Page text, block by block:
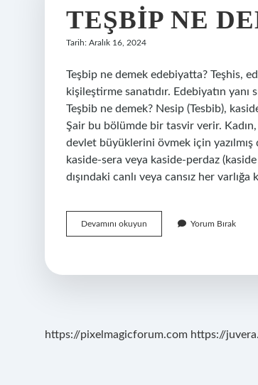
TEŞBIP NE
Tarih: Aralık 16, 2024
Teşbip ne demek edebiyatta? Teşhis,
kişileştirme sanatıdır. Edebiyatın
Teşbib ne demek? Nesip (Tesbib),
Şair bu bölümde bir tasvir verir.
devlet büyüklerini övmek için yazılmış
kaside-sera veya kaside-perdaz (kaside
dışındaki canlı veya cansız her
Devamını okuyun
Ne
Yorum Bırak
https://pixelmagicforum.com https://